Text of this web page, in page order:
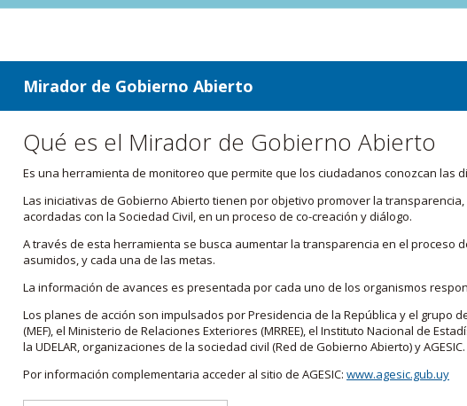
ir a contenido
ir al menú
Mirador de Gobierno Abierto
Qué es el Mirador de Gobierno Abierto
Es una herramienta de monitoreo que permite que los ciudadanos conozcan
Las iniciativas de Gobierno Abierto tienen por objetivo promover la
acordadas con la Sociedad Civil, en un proceso de co-creación y diálogo.
A través de esta herramienta se busca aumentar la transparencia en el proceso
asumidos, y cada una de las metas.
La información de avances es presentada por cada uno de los organismos
Los planes de acción son impulsados por Presidencia de la República y el grupo
(MEF), el Ministerio de Relaciones Exteriores (MRREE), el Instituto Nacional de
la UDELAR, organizaciones de la sociedad civil (Red de Gobierno Abierto) y AGESIC.
Por información complementaria acceder al sitio de AGESIC: www.agesic.gub.uy